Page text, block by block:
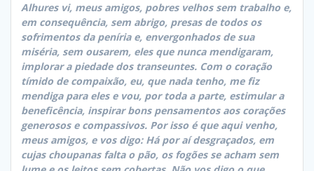
Alhures vi, meus amigos, pobres velhos sem trabalho e,
em consequência, sem abrigo, presas de todos os
sofrimentos da peníria e, envergonhados de sua
miséria, sem ousarem, eles que nunca mendigaram,
implorar a piedade dos transeuntes. Com o coração
tímido de compaixão, eu, que nada tenho, me fiz
mendiga para eles e vou, por toda a parte, estimular a
beneficência, inspirar bons pensamentos aos corações
generosos e compassivos. Por isso é que aqui venho,
meus amigos, e vos digo: Há por aí desgraçados, em
cujas choupanas falta o pão, os fogões se acham sem